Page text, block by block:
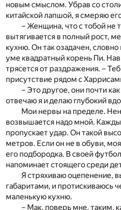
новым смыслом. Убрав со
китайской лапшой, я смеряю
– Женщина, что с тобой не
вытягивается в полный рост,
кухню. Он так озадачен,
уме квадратный корень Пи.
трясется от раздражения. –
присутствие рядом с
– Это другое, они почти
отвечаю я и делаю глубокий
Мои нервы на пределе.
возвышается надо мной.
пропускает удар. Он такой
метров. Если он не в обуви,
его подбородка. В своей
напоминает стоящего среди
Я стряхиваю оцепенение,
габаритами, и протискиваюсь
маленькую кухню.
– Мак, поверь мне, таким,